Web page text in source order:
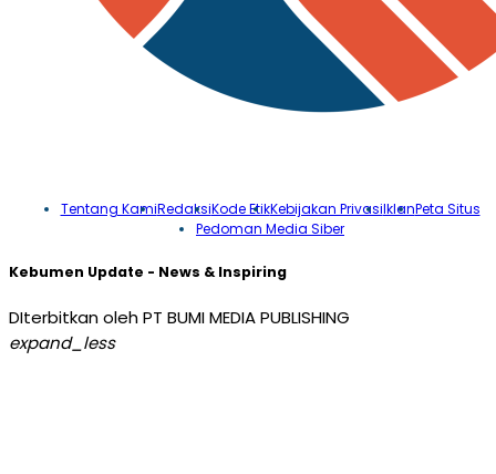
Tentang KamiRedaksiKode EtikKebijakan PrivasiIklanPeta Situs
Pedoman Media Siber
Kebumen Update - News & Inspiring
DIterbitkan oleh PT BUMI MEDIA PUBLISHING
expand_less